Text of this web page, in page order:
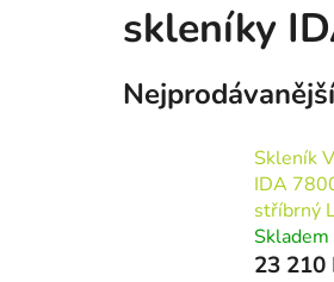
skleníky
Nejprodávanější
Skleník
IDA
stříbrný
Skladem
23 210